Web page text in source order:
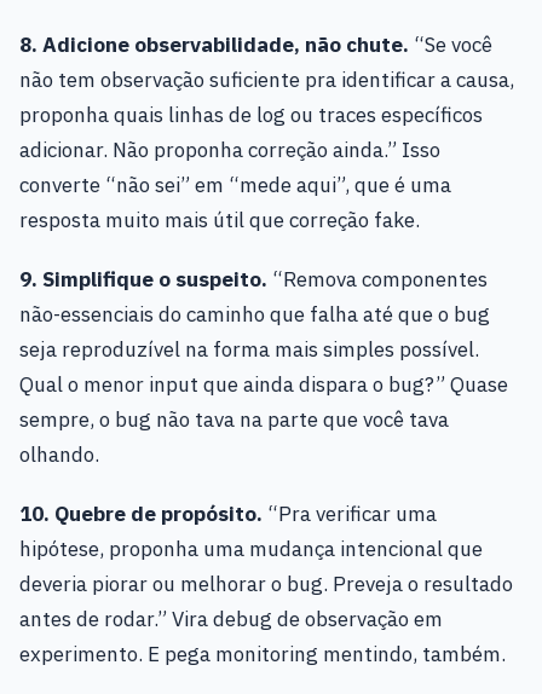
8. Adicione observabilidade, não chute. “Se você
não tem observação suficiente pra identificar a causa,
proponha quais linhas de log ou traces específicos
adicionar. Não proponha correção ainda.” Isso
converte “não sei” em “mede aqui”, que é uma
resposta muito mais útil que correção fake.
9. Simplifique o suspeito. “Remova componentes
não-essenciais do caminho que falha até que o bug
seja reproduzível na forma mais simples possível.
Qual o menor input que ainda dispara o bug?” Quase
sempre, o bug não tava na parte que você tava
olhando.
10. Quebre de propósito. “Pra verificar uma
hipótese, proponha uma mudança intencional que
deveria piorar ou melhorar o bug. Preveja o resultado
antes de rodar.” Vira debug de observação em
experimento. E pega monitoring mentindo, também.